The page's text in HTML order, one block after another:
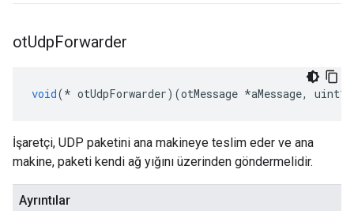
otUdpForwarder
void(* otUdpForwarder)(otMessage *aMessage,
İşaretçi, UDP paketini ana makineye teslim eder ve ana
makine, paketi kendi ağ yığını üzerinden göndermelidir.
Ayrıntılar